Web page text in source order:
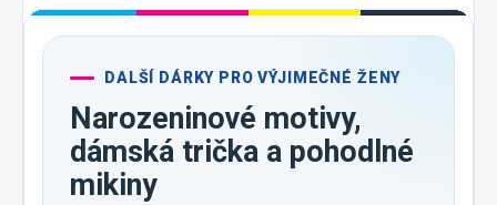
DALŠÍ DÁRKY PRO VÝJIMEČNÉ ŽENY
Narozeninové motivy,
dámská trička a pohodlné
mikiny